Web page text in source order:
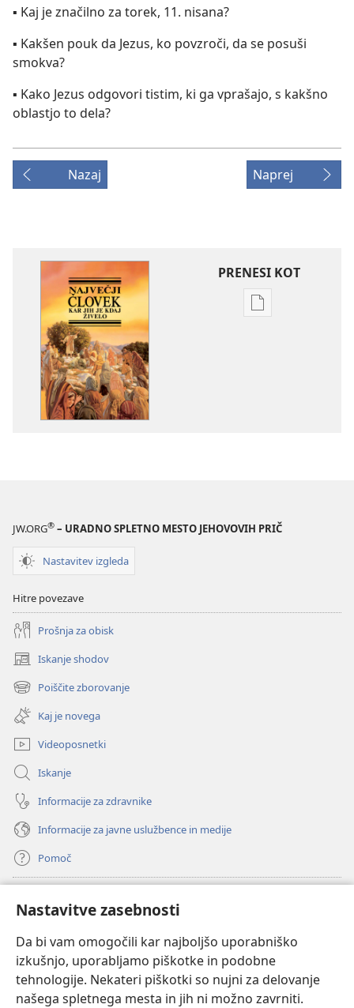
Nastavitve zasebnosti
Da bi vam omogočili kar najboljšo uporabniško
izkušnjo, uporabljamo piškotke in podobne
tehnologije. Nekateri piškotki so nujni za delovanje
našega spletnega mesta in jih ni možno zavrniti.
▪ Kaj je značilno za torek, 11. nisana?
▪ Kakšen pouk da Jezus, ko povzroči, da se posuši
smokva?
▪ Kako Jezus odgovori tistim, ki ga vprašajo, s kakšno
oblastjo to dela?
Nazaj Naprej
PRENESI KOT
Možnosti
JW.ORG® – URADNO SPLETNO MESTO JEHOVOVIH PRIČ
Nastavitev izgleda
Hitre povezave
Prošnja za obisk
Iskanje shodov
(odpre
novo
okno)
Poiščite zborovanje
(odpre
novo
okno)
Kaj je novega
Videoposnetki
Iskanje
Informacije za zdravnike
Informacije za javne uslužbence in medije
Pomoč
(odpre
novo
okno) Watchtowerjeva SPLETNA KNJIŽNICA™
(odpre
novo
okno) JW Hub
(odpre
novo